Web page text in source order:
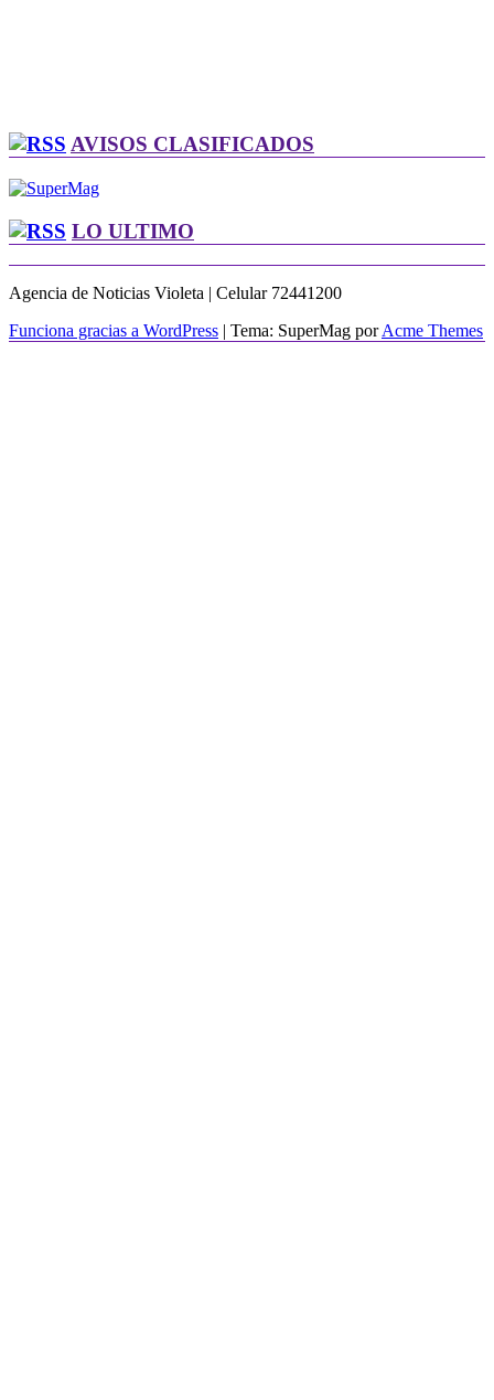
AVISOS CLASIFICADOS
LO ULTIMO
Agencia de Noticias Violeta | Celular 72441200
Funciona gracias a WordPress | Tema: SuperMag porAcme Themes